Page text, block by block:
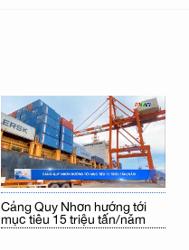
Cảng Quy Nhơn hướng tới
mục tiêu 15 triệu tấn/năm